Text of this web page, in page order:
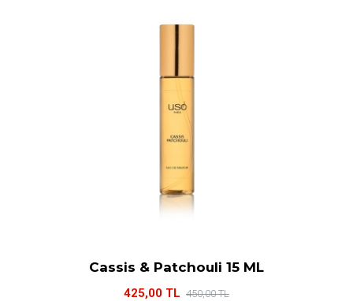
Cassis & Patchouli 15 ML
425,00 TL 450,00 TL